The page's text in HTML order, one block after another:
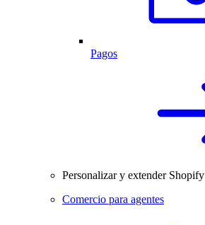
Pagos
Personalizar y extender Shopify
Comercio para agentes